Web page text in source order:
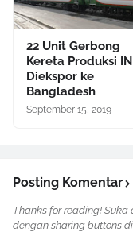
22 Unit Gerbong
Kereta Produksi
Diekspor ke
Bangladesh
September 15, 2019
Posting Komentar
Thanks for reading!
dengan sharing buttons